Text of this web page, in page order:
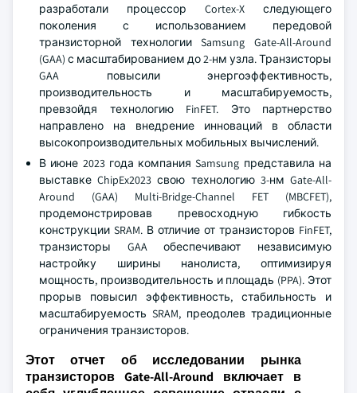
разработали процессор Cortex-X следующего
поколения с использованием передовой
транзисторной технологии Samsung Gate-All-Around
(GAA) с масштабированием до 2-нм узла. Транзисторы
GAA повысили энергоэффективность,
производительность и масштабируемость,
превзойдя технологию FinFET. Это партнерство
направлено на внедрение инноваций в области
высокопроизводительных мобильных вычислений.
В июне 2023 года компания Samsung представила на
выставке ChipEx2023 свою технологию 3-нм Gate-All-
Around (GAA) Multi-Bridge-Channel FET (MBCFET),
продемонстрировав превосходную гибкость
конструкции SRAM. В отличие от транзисторов FinFET,
транзисторы GAA обеспечивают независимую
настройку ширины нанолиста, оптимизируя
мощность, производительность и площадь (PPA). Этот
прорыв повысил эффективность, стабильность и
масштабируемость SRAM, преодолев традиционные
ограничения транзисторов.
Этот отчет об исследовании рынка
транзисторов Gate-All-Around включает в